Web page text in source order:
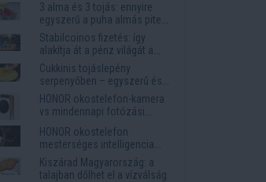
3 alma és 3 tojás: ennyire
egyszerű a puha almás pite
titka
Stabilcoinos fizetés: így
alakítja át a pénz világát a
Visa, a Mastercard és a
Western Union
Cukkinis tojáslepény
serpenyőben – egyszerű és
laktató vacsora
HONOR okostelefon-kamera
vs mindennapi fotózási
igények
HONOR okostelefon
mesterséges intelligencia
funkciók, amelyek
megkönnyítik az életet
Kiszárad Magyarország: a
talajban dőlhet el a vízválság